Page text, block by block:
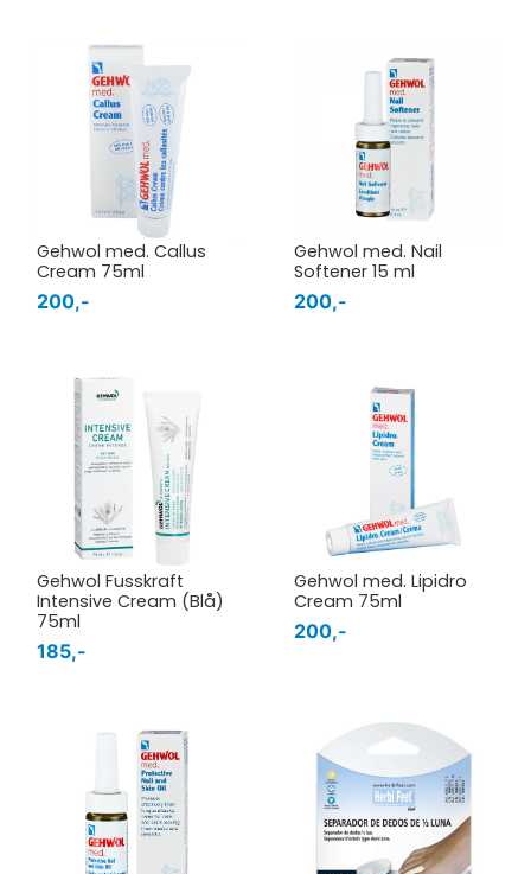
Gehwol med. Callus
Cream 75ml
200,-
Gehwol med. Nail
Softener 15 ml
200,-
Gehwol Fusskraft
Intensive Cream (Blå)
75ml
185,-
Gehwol med. Lipidro
Cream 75ml
200,-